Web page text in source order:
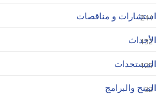
استشارات و مناقصات
244
الأحداث
132
المستجدات
125
المنح والبرامج
32